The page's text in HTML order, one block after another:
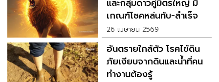
และกลุ่มดาวคู่มิตรใหญ่ มี
เกณฑ์โชคหล่นทับ-สำเร็จ
เกินคาด
26 เมษายน 2569
อันตรายใกล้ตัว โรคไข้ดิน
ภัยเงียบจากดินและน้ำที่คน
ทำงานต้องรู้